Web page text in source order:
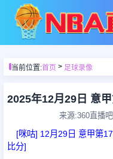
首页
足球直播
篮球直播
当前位置:首页> 足球录像
来源:360直播吧
[咪咕] 12月29日 意甲第
比分]